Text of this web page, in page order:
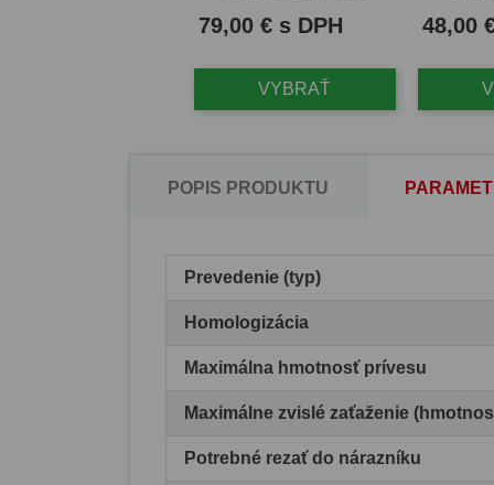
Cena
79,00 € s DPH
VYBRAŤ
Cena
48,00
POPIS PRODUKTU
Prevedenie (typ)
Homologizácia
Maximálna hmotnosť prívesu
Maximálne zvislé zaťaženie
Potrebné rezať do nárazníku